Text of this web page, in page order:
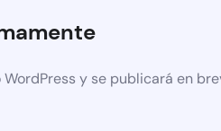
y se publicará en